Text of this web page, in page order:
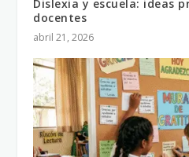
Dislexia y escuela: ideas
docentes
abril 21, 2026